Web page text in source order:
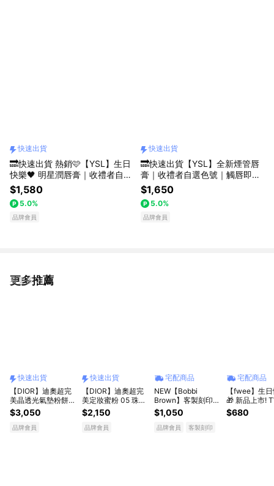
快速出貨
🔜快速出貨 熱銷🩷【YSL】生日
快樂🖤 明星潤唇膏｜收禮者自選
色號｜享 隨行香氛+訂製黑禮袋
$1,580
5.0%
品牌會員
快速出貨
🔜快速出貨【YSL】全新煙管唇
膏｜收禮者自選色號｜觸唇即融
俐落出色｜生日禮物
$1,650
5.0%
品牌會員
更多推薦
看更多
快速出貨
【DIOR】迪奧超完
美晶透光氣墊粉餅
蝴蝶結 l 收禮者自選
色號 [快速出貨]
$3,050
品牌會員
快速出貨
【DIOR】迪奧超完
美定妝蜜粉 05 珠光
粉 [快速出貨]
$2,150
品牌會員
宅配商品
NEW【Bobbi
Brown】客製刻印x
全新底妝救星⭐ 維他
命超完美乳霜 15ml /
50ml | 妝前乳推薦 |
$1,050
品牌會員 客製刻印
宅配商品
【fwee】生
🎁 新品上市!
女神同款持妝
1入 贈1ml迷
$680